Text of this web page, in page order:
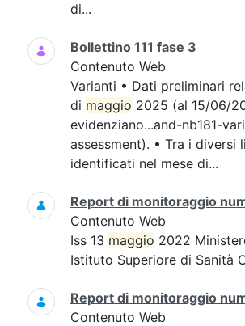
di...
Bollettino 111 fase 3
Contenuto Web
Varianti • Dati preliminari
di maggio 2025 (al 15/06/
evidenziano...and-nb181-
assessment). • Tra i diversi
identificati nel mese di...
Report di monitoraggio
Contenuto Web
Iss 13 maggio 2022
Istituto Superiore di Sanità
Report di monitoraggio
Contenuto Web